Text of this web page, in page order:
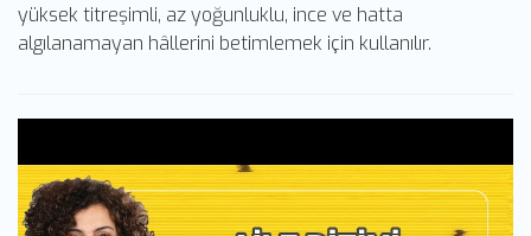
yüksek titreşimli, az yoğunluklu, ince ve hatta
algılanamayan hâllerini betimlemek için kullanılır.